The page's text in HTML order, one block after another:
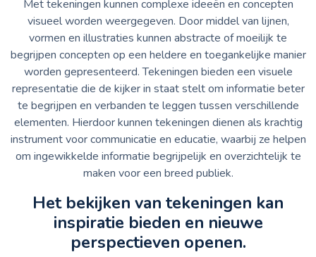
Met tekeningen kunnen complexe ideeën en concepten
visueel worden weergegeven. Door middel van lijnen,
vormen en illustraties kunnen abstracte of moeilijk te
begrijpen concepten op een heldere en toegankelijke manier
worden gepresenteerd. Tekeningen bieden een visuele
representatie die de kijker in staat stelt om informatie beter
te begrijpen en verbanden te leggen tussen verschillende
elementen. Hierdoor kunnen tekeningen dienen als krachtig
instrument voor communicatie en educatie, waarbij ze helpen
om ingewikkelde informatie begrijpelijk en overzichtelijk te
maken voor een breed publiek.
Het bekijken van tekeningen kan
inspiratie bieden en nieuwe
perspectieven openen.